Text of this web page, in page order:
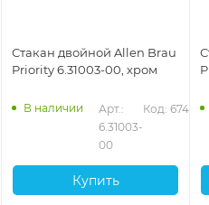
Стакан двойной Allen Brau
Priority 6.31003-00, хром
В наличии
Арт.:
6.31003-
00
Код: 67407
Купить